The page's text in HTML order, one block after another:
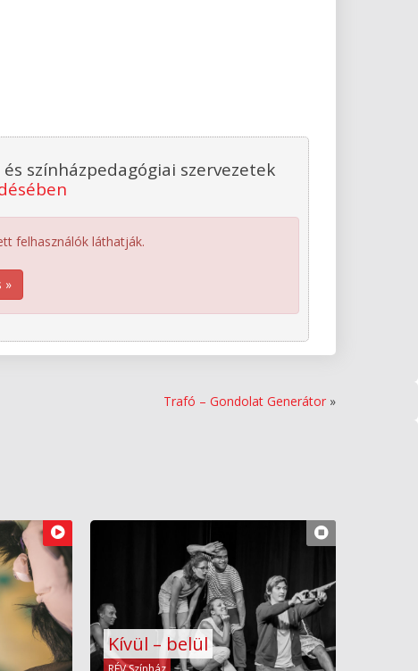
színházpedagógiai szervezetek
felhasználók láthatják.
»
Trafó – Gondolat Generátor »
Kívül – belül